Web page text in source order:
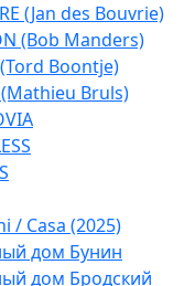
(Jan des Bouvrie)
(Bob Manders)
Boontje)
(Mathieu Bruls)
/ Casa (2025)
дом Бунин
дом Бродский